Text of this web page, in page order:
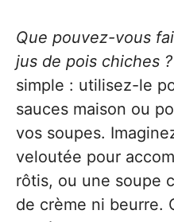
Que pouvez-vous
jus de pois chiches ?
simple : utilisez-le
sauces maison ou
vos soupes.
veloutée pour
rôtis, ou une soupe
de crème ni beurre.